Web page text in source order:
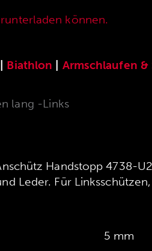
können.
Biathlon Armschlaufen &
lang -Links
Handstopp 4738-
Leder. Für
5 mm